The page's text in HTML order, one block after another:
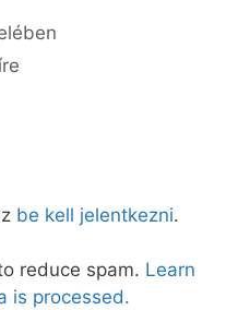
be kell jelentkezni.
reduce spam. Learn
is processed.